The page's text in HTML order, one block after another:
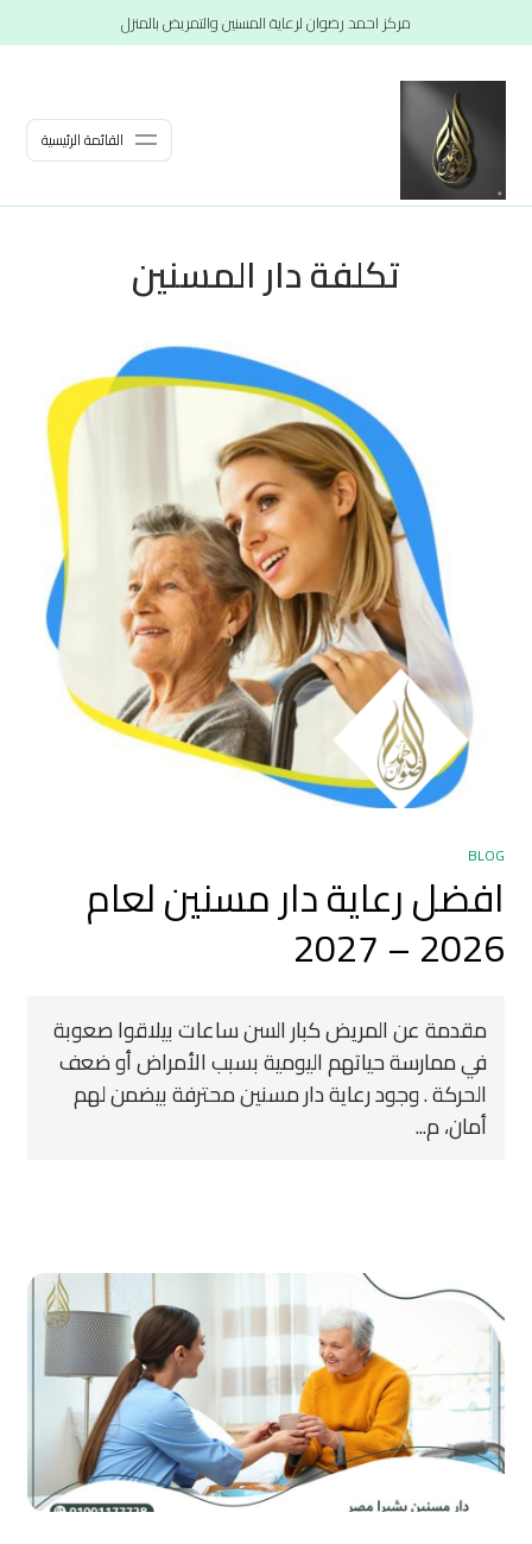
مركز احمد رضوان لرعاية المسنين والتمريض بالمنزل
القائمة الرئيسية
تكلفة دار المسنين
BLOG
افضل رعاية دار مسنين لعام
2026 – 2027
مقدمة عن المريض كبار السن ساعات بيلاقوا صعوبة
في ممارسة حياتهم اليومية بسبب الأمراض أو ضعف
الحركة . وجود رعاية دار مسنين محترفة بيضمن لهم
أمان، م...